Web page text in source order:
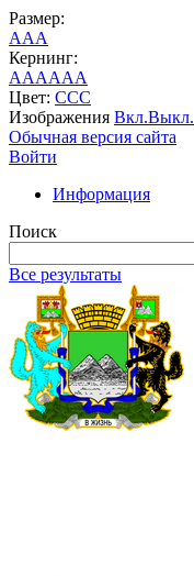
Размер:
AAA
Кернинг:
AAAAAA
Цвет: CCC
Изображения Вкл.Выкл.
Обычная версия сайта
Войти
Информация
Поиск
Все результаты